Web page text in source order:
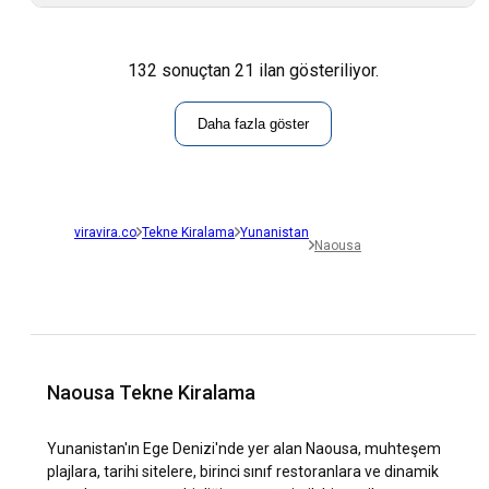
132 sonuçtan 21 ilan gösteriliyor.
Daha fazla göster
viravira.co Tekne Kiralama Yunanistan
Naousa
Naousa Tekne Kiralama
Yunanistan'ın Ege Denizi'nde yer alan Naousa, muhteşem
plajlara, tarihi sitelere, birinci sınıf restoranlara ve dinamik